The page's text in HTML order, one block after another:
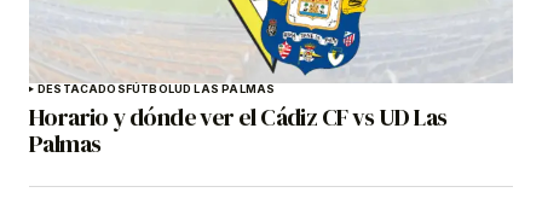
DESTACADOSFÚTBOLUD LAS PALMAS
Horario y dónde ver el Cádiz CF vs UD Las
Palmas